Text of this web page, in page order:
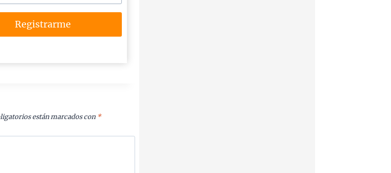
Registrarme
están marcados con *